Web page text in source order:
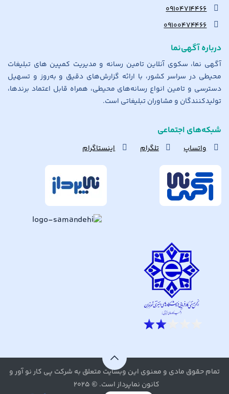
۰۹۱۰۴۷۱۴۴۶۶
۰۹۱۰۰۴۷۴۴۶۶
درباره آگهی‌نما
آگهی نما، سکوی آنلاین تامین رسانه و مدیریت کمپین های تبلیغات
محیطی در سراسر کشور، با ارائه گزارش‌های دقیق و به‌روز و تسهیل
دسترسی و تامین انواع رسانه‌های محیطی، همراه قابل اعتماد برندها،
تولیدکنندگان و مشاوران تبلیغاتی است.
شبکه‌های اجتماعی
واتساپ تلگرام اینستاگرام
تمام حقوق مادی و معنوی این وبسایت متعلق به شرکت پی کار نو آور و
کانون نماپرداز است. © ۲۰۲۵